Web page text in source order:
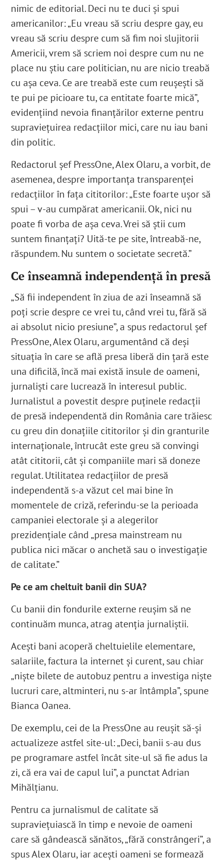
nimic de editorial. Deci nu te duci și spui
americanilor: „Eu vreau să scriu despre gay, eu
vreau să scriu despre cum să fim noi slujitorii
Americii, vrem să scriem noi despre cum nu ne
place nu știu care politician, nu are nicio treabă
cu așa ceva. Ce are treabă este cum reușești să
te pui pe picioare tu, ca entitate foarte mică”,
evidențiind nevoia finanțărilor externe pentru
supraviețuirea redacțiilor mici, care nu iau bani
din politic.
Redactorul șef PressOne, Alex Olaru, a vorbit, de
asemenea, despre importanța transparenței
redacțiilor în fața cititorilor: „Este foarte ușor să
spui – v-au cumpărat americanii. Ok, nici nu
poate fi vorba de așa ceva. Vrei să știi cum
suntem finanțați? Uită-te pe site, întreabă-ne,
răspundem. Nu suntem o societate secretă.”
Ce înseamnă independență în presă
„Să fii independent în ziua de azi înseamnă să
poți scrie despre ce vrei tu, când vrei tu, fără să
ai absolut nicio presiune”, a spus redactorul șef
PressOne, Alex Olaru, argumentând că deși
situația în care se află presa liberă din țară este
una dificilă, încă mai există insule de oameni,
jurnaliști care lucrează în interesul public.
Jurnalistul a povestit despre puținele redacții
de presă independentă din România care trăiesc
cu greu din donațiile cititorilor și din granturile
internaționale, întrucât este greu să convingi
atât cititorii, cât și companiile mari să doneze
regulat. Utilitatea redacțiilor de presă
independentă s-a văzut cel mai bine în
momentele de criză, referindu-se la perioada
campaniei electorale și a alegerilor
prezidențiale când „presa mainstream nu
publica nici măcar o anchetă sau o investigație
de calitate.”
Pe ce am cheltuit banii din SUA?
Cu banii din fondurile externe reușim să ne
continuăm munca, atrag atenția jurnaliștii.
Acești bani acoperă cheltuielile elementare,
salariile, factura la internet și curent, sau chiar
„niște bilete de autobuz pentru a investiga niște
lucruri care, altminteri, nu s-ar întâmpla”, spune
Bianca Oanea.
De exemplu, cei de la PressOne au reușit să-și
actualizeze astfel site-ul: „Deci, banii s-au dus
pe programare astfel încât site-ul să fie adus la
zi, că era vai de capul lui”, a punctatAdrian
Mihălțianu.
Pentru ca jurnalismul de calitate să
supraviețuiască în timp e nevoie de oameni
care să gândească sănătos, „fără constrângeri”, a
spus Alex Olaru, iar acești oameni se formează